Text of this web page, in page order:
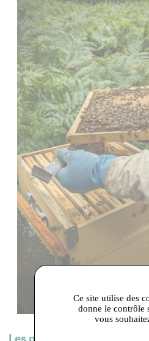
Les produits de cet
Ce site utilise des
donne le contrôle
vous